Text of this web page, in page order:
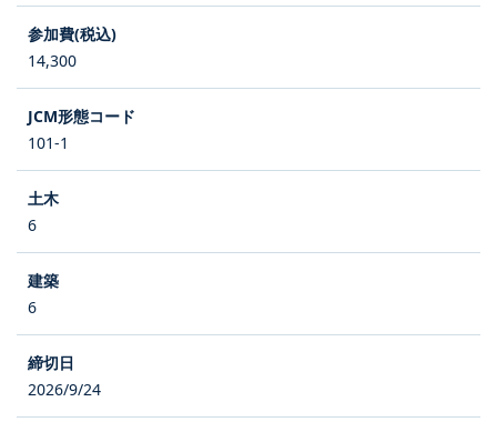
14,300
101-1
6
6
2026/9/24